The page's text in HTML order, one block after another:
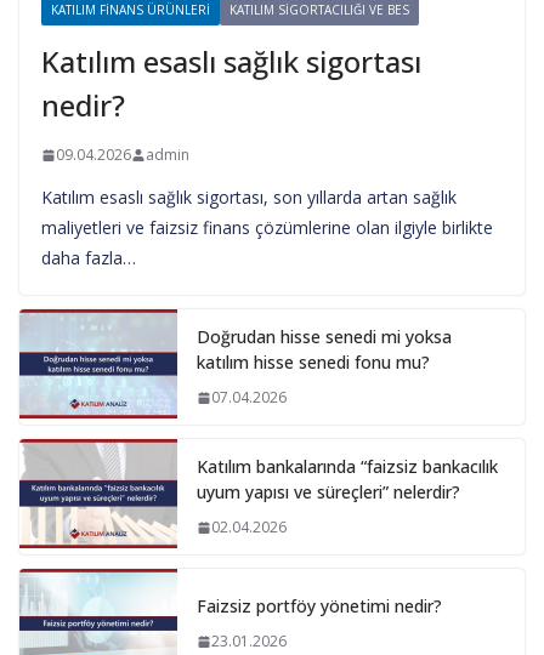
KATILIM FINANS ÜRÜNLERI KATILIM SIGORTACILIĞI VE BES
Katılım esaslı sağlık sigortası
nedir?
09.04.2026 admin
Katılım esaslı sağlık sigortası, son yıllarda artan sağlık
maliyetleri ve faizsiz finans çözümlerine olan ilgiyle birlikte
daha fazla…
Doğrudan hisse senedi mi yoksa
katılım hisse senedi fonu mu?
07.04.2026
Katılım bankalarında “faizsiz bankacılık
uyum yapısı ve süreçleri” nelerdir?
02.04.2026
Faizsiz portföy yönetimi nedir?
23.01.2026